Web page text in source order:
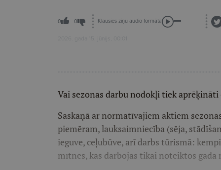
0 0 Klausies ziņu audio formātā
2026. gada 15. jūnijs, 00:01
Vai sezonas darbu nodokļi tiek aprēķināti
Saskaņā ar normatīvajiem aktiem
piemēram, lauksaimniecība (sēja,
ieguve, ceļubūve, arī darbs tūrismā:
mītnēs, kas darbojas tikai noteiktos gada